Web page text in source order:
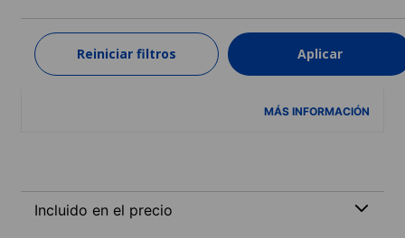
Reiniciar filtros Aplicar
1 semanadesde
1.500 EUR
MÁS INFORMACIÓN
Incluido en el precio